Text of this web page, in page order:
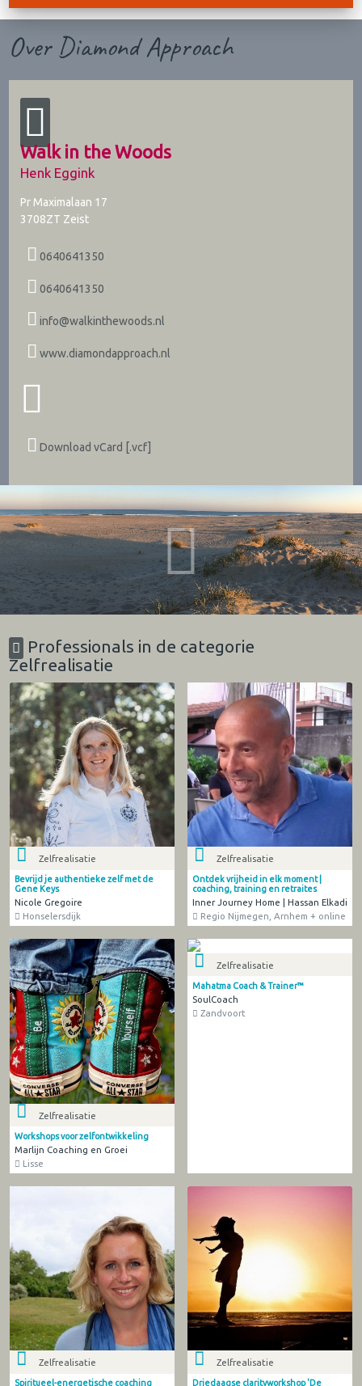
Over Diamond Approach
Walk in the Woods
Henk Eggink
Pr Maximalaan 17
3708ZT Zeist
0640641350
0640641350
info@walkinthewoods.nl
www.diamondapproach.nl
Download vCard [.vcf]
Professionals in de categorie
Zelfrealisatie
Zelfrealisatie
Bevrijd je authentieke zelf met de
Gene Keys
Nicole Gregoire
Honselersdijk
Zelfrealisatie
Ontdek vrijheid in elk moment |
coaching, training en retraites
Inner Journey Home | Hassan Elkadi
Regio Nijmegen, Arnhem + online
Zelfrealisatie
Workshops voor zelfontwikkeling
Marlijn Coaching en Groei
Lisse
Zelfrealisatie
Mahatma Coach & Trainer™
SoulCoach
Zandvoort
Zelfrealisatie
Spiritueel-energetische coaching
Zelfrealisatie
Driedaagse clarityworkshop 'De